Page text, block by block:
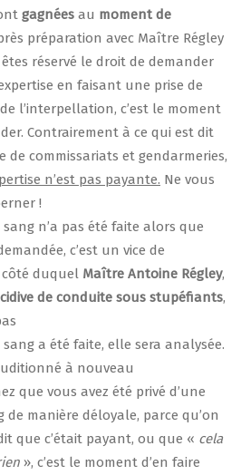
gagnées au moment de
préparation avec Maître Régley
êtes réservé le droit de demander
en faisant une prise de
l’interpellation, c’est le moment
Contrairement à ce qui est dit
de commissariats et gendarmeries,
n’est pas payante. Ne vous
!
sang n’a pas été faite alors que
c’est un vice de
duquel Maître Antoine Régley,
de conduite sous stupéfiants,
sang a été faite, elle sera analysée.
à nouveau
que vous avez été privé d’une
de manière déloyale, parce qu’on
que c’était payant, ou que « cela
», c’est le moment d’en faire